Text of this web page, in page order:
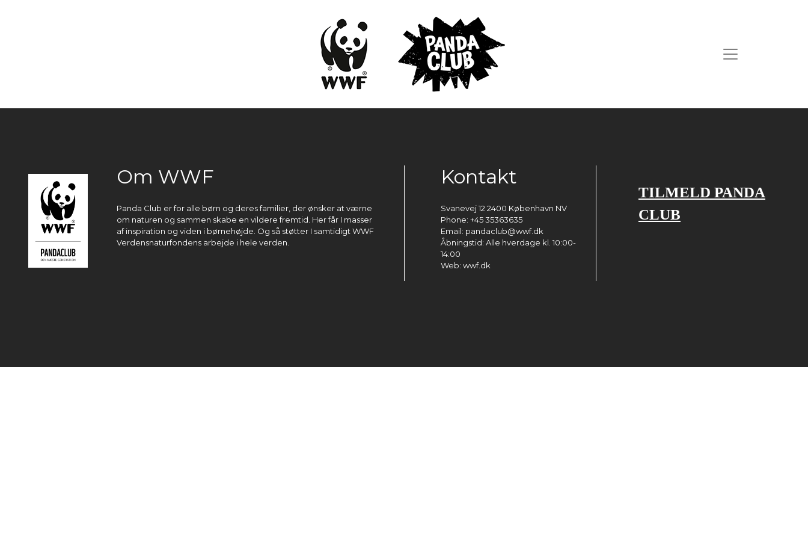
Om WWF
Panda Club er for alle børn og deres familier, der ønsker at værne
om naturen og sammen skabe en vildere fremtid. Her får I masser
af inspiration og viden i børnehøjde. Og så støtter I samtidigt WWF
Verdensnaturfondens arbejde i hele verden.
Kontakt
Svanevej 12 2400 København NV
Phone: +45 35363635
Email: pandaclub@wwf.dk
Åbningstid: Alle hverdage kl. 10:00-
14:00
Web: wwf.dk
TILMELD PANDA
CLUB